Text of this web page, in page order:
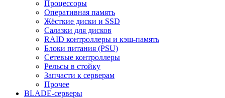
Процессоры
Оперативная память
Жёсткие диски и SSD
Салазки для дисков
RAID контроллеры и кэш-память
Блоки питания (PSU)
Сетевые контроллеры
Рельсы в стойку
Запчасти к серверам
Прочее
BLADE-серверы